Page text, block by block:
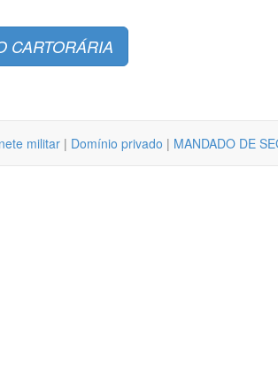
CARTORÁRIA
militar | Domínio privado | MANDADO DE